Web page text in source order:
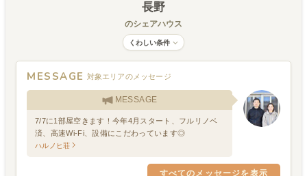
長野
のシェアハウス
くわしい条件
MESSAGE 対象エリアのメッセージ
MESSAGE
7/7に1部屋空きます！今年4月スタート、フルリノベ
済、高速Wi-Fi、設備にこだわっています◎
ハルノヒ荘
すべてのメッセージを表示